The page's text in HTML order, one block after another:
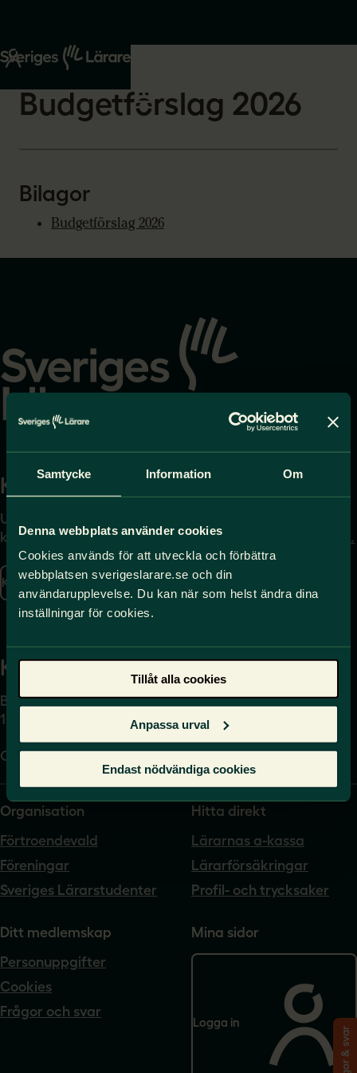
Samtycke Information Om
Denna webbplats använder cookies
Cookies används för att utveckla och förbättra
webbplatsen sverigeslarare.se och din
användarupplevelse. Du kan när som helst ändra dina
inställningar för cookies.
Tillåt alla cookies
Anpassa urval
Endast nödvändiga cookies
Start
Om oss
2026-02-16
Budgetförslag 2026
Bilagor
Budgetförslag 2026
startsidan
Kontakta
Uppgifter om hur du
kontaktar oss finns här.
Kontakta oss
Press
på press@sverigeslarare.
se
Presskontakt
Kansli
Box 17061
104 62 Stockholm
Org.nr. 802540-5542
Organisation
Förtroendevald
Föreningar
Sveriges Lärarstudenter
Hitta direkt
Lärarnas a-kassa
Lärarförsäkringar
Profil- och trycksaker
Ditt medlemskap
Personuppgifter
Cookies
Frågor och svar
Mina sidor
Logga in
Frågor & svar